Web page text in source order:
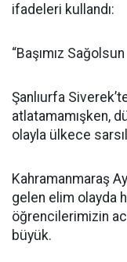
ifadeleri kullandı:
“Başımız Sağolsun
Şanlıurfa
atlatamamışken,
olayla ülkece
Kahramanmaraş
gelen elim olayda
öğrencilerimizin
büyük.